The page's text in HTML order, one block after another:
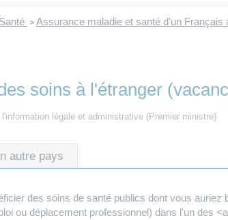
> Assurance maladie et santé d'un Français
soins à l'étranger
légale et administrative (Premier ministre)
autre pays
des soins de santé publics dont vous
ou déplacement professionnel) dans l'un des